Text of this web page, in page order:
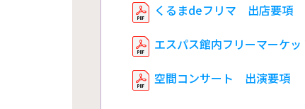
くるまdeフリマ 出店要項
エスパス館内フリーマーケ
空間コンサート 出演要項